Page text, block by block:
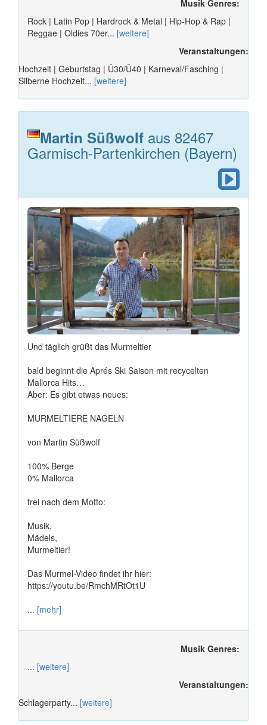
Musik Genres:
Rock | Latin Pop | Hardrock & Metal | Hip-Hop & Rap |
Reggae | Oldies 70er... [weitere]
Veranstaltungen:
Hochzeit | Geburtstag | Ü30/Ü40 | Karneval/Fasching |
Silberne Hochzeit... [weitere]
Martin Süßwolf aus 82467
Garmisch-Partenkirchen (Bayern)
Und täglich grüßt das Murmeltier
bald beginnt die Aprés Ski Saison mit recycelten
Mallorca Hits…
Aber: Es gibt etwas neues:
MURMELTIERE NAGELN
von Martin Süßwolf
100% Berge
0% Mallorca
frei nach dem Motto:
Musik,
Mädels,
Murmeltier!
Das Murmel-Video findet ihr hier:
https://youtu.be/RmchMRtOt1U
... [mehr]
Musik Genres:
... [weitere]
Veranstaltungen:
Schlagerparty... [weitere]